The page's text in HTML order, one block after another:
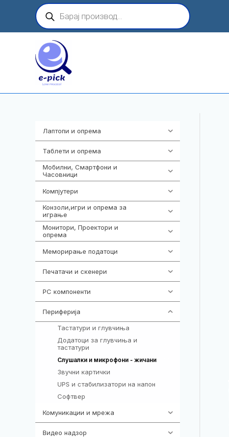
content
Products
search
Лаптопи и опрема
Таблети и опрема
Мобилни, Смартфони и
Часовници
Компјутери
Конзоли,игри и опрема за
играње
Монитори, Проектори и
опрема
Меморирање податоци
Печатачи и скенери
PC компоненти
Периферија
Тастатури и глувчиња
Додатоци за глувчиња и
тастатури
Слушалки и микрофони - жичани
Звучни картички
UPS и стабилизатори на напон
Софтвер
Комуникации и мрежа
Видео надзор